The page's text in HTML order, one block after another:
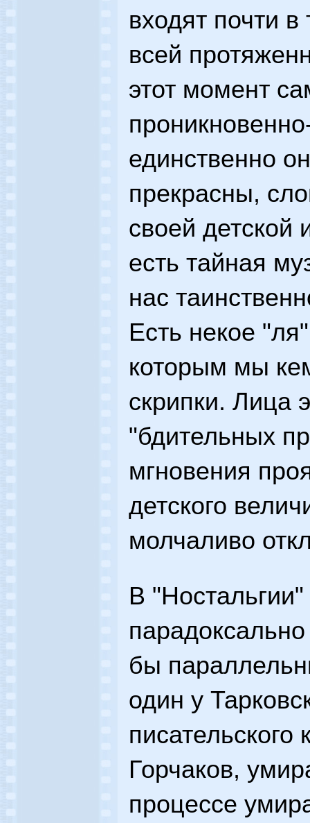
входят почти
всей
этот момент
единственно
прекрасны,
своей детской
есть тайная
нас
Есть некое
которым мы
скрипки. Лица
"бдительных
мгновения
детского
молчаливо
В
бы
один у
Горчаков,
процессе